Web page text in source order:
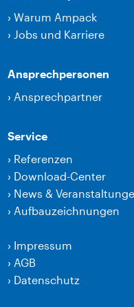
›Warum Ampack
›Jobs und Karriere
Ansprechpersonen
› Ansprechpartner
Service
› Referenzen
› Download-Center
› News &
› Aufbauzeichnungen
› Impressum
› AGB
› Datenschutz